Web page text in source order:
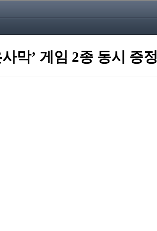
막’ 게임 2종 동시 증정